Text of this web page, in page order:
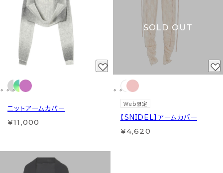
ニットアームカバー
¥11,000
SOLD OUT
Web限定
【SNIDEL】アームカバー
¥4,620